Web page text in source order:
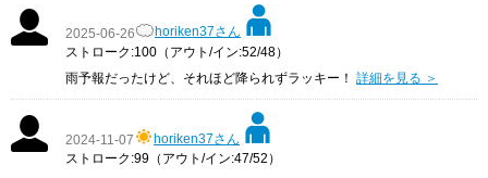
2025-06-26
horiken37さん
ストローク:100（アウト/イン:52/48）
雨予報だったけど、それほど降られずラッキー！ 詳細を見る ＞
2024-11-07
horiken37さん
ストローク:99（アウト/イン:47/52）